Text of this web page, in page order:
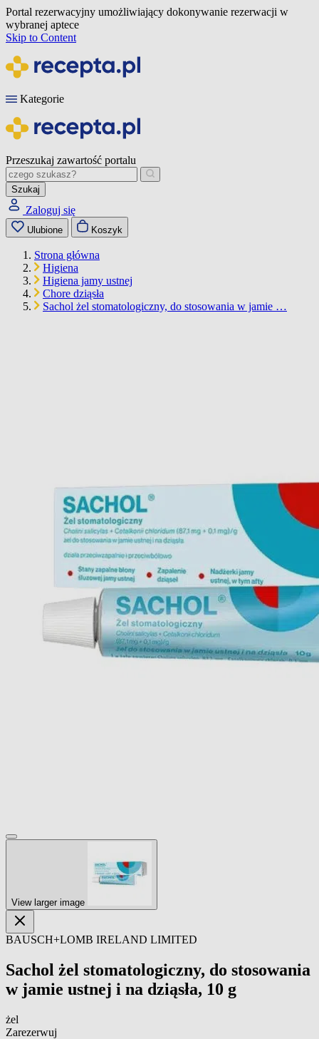
Portal rezerwacyjny umożliwiający dokonywanie rezerwacji w
wybranej aptece
Skip to Content
Kategorie
Przeszukaj zawartość portalu
Szukaj
Zaloguj się
Ulubione Koszyk
Strona główna
Higiena
Higiena jamy ustnej
Chore dziąsła
Sachol żel stomatologiczny, do stosowania w jamie …
View larger image
BAUSCH+LOMB IRELAND LIMITED
Sachol żel stomatologiczny, do stosowania
w jamie ustnej i na dziąsła, 10 g
żel
Zarezerwuj